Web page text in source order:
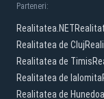
Parteneri:
Realitatea.NET
Realitatea de Cluj
Realitatea de Timis
Realitatea de Ialomita
Realitatea de